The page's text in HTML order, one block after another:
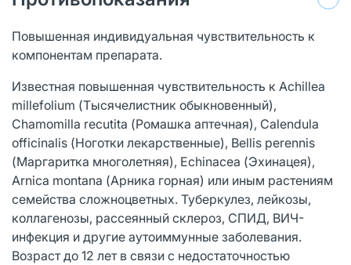
Повышенная индивидуальная чувствительность к
компонентам препарата.
Известная повышенная чувствительность к Achillea
millefolium (Тысячелистник обыкновенный),
Chamomilla recutita (Ромашка аптечная), Calendula
officinalis (Ноготки лекарственные), Bellis perennis
(Маргаритка многолетняя), Echinacea (Эхинацея),
Arnica montana (Арника горная) или иным растениям
семейства сложноцветных. Туберкулез, лейкозы,
коллагенозы, рассеянный склероз, СПИД, ВИЧ-
инфекция и другие аутоиммунные заболевания.
Возраст до 12 лет в связи с недостаточностью